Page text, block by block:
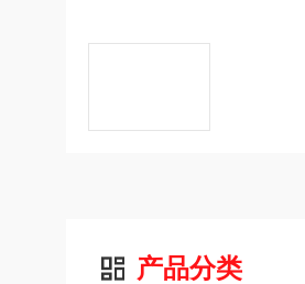
产品分类